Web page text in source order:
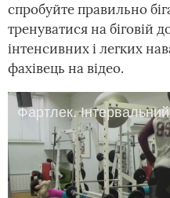
спробуйте правильно
тренуватися на біговій
інтенсивних і легких
фахівець на відео.